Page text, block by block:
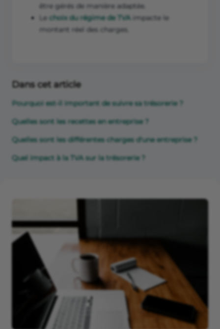
être gérés de manière adaptée.
Le choix du régime de TVA impacte le
montant réel des charges.
Dans cet article
Pourquoi est-il important de suivre sa trésorerie ?
Quelles sont les recettes en entreprise ?
Quelles sont les différentes charges d'une entreprise ?
Quel impact à la TVA sur la trésorerie ?